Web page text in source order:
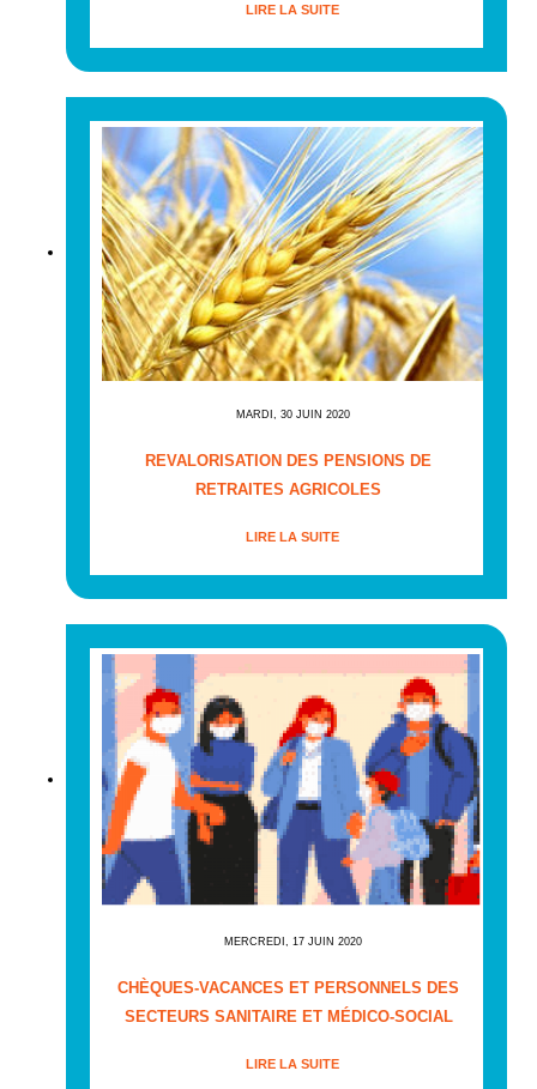
LIRE LA SUITE
MARDI, 30 JUIN 2020
REVALORISATION DES PENSIONS DE
RETRAITES AGRICOLES
LIRE LA SUITE
MERCREDI, 17 JUIN 2020
CHÈQUES-VACANCES ET PERSONNELS DES
SECTEURS SANITAIRE ET MÉDICO-SOCIAL
LIRE LA SUITE